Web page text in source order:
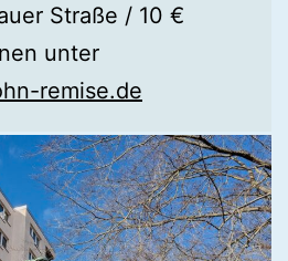
Straße / 10 €
unter
remise.de